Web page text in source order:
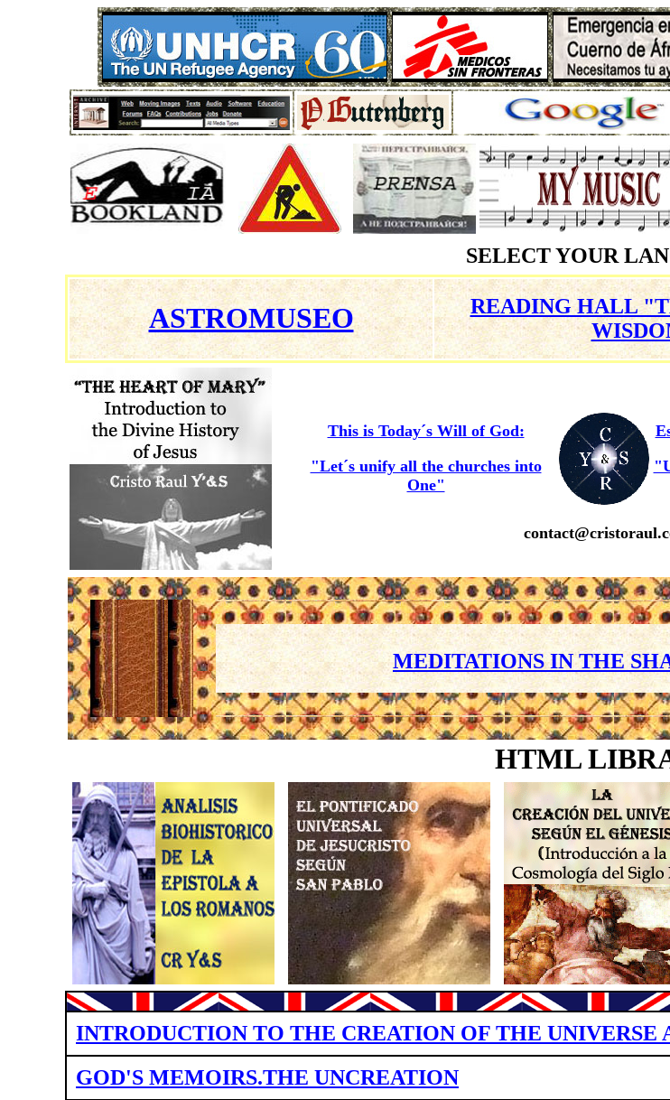
SELECT YOUR
ASTROMUSEO
READING HALL
This is Today´s Will of God:
"Let´s unify all the churches into
One"
contact@
MEDITATIONS IN THE
HTML
INTRODUCTION TO THE CREATION OF THE UNIVERSE
GOD'S MEMOIRS.THE UNCREATION